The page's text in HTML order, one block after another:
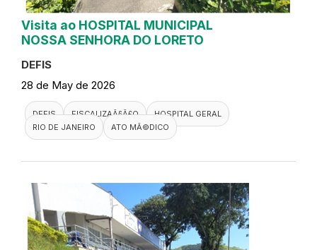
Visita ao HOSPITAL MUNICIPAL
NOSSA SENHORA DO LORETO
DEFIS
28 de May de 2026
DEFIS FISCALIZAÃ§Ã£O
HOSPITAL GERAL
RIO DE JANEIRO
ATO MÃ©DICO